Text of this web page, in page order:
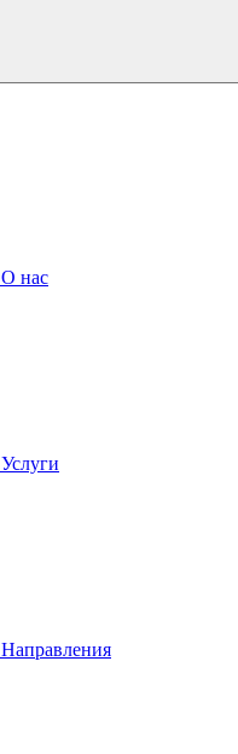
О нас
Услуги
Направления